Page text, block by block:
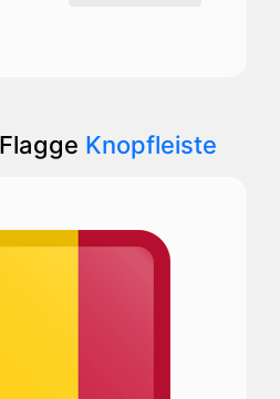
Knopfleiste